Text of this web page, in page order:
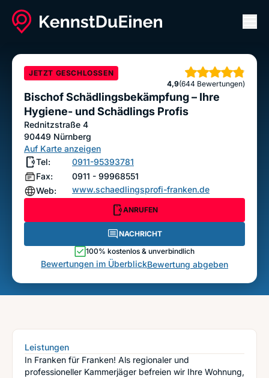
Bischof Schädlingsbekämpfung – Ihre Hygiene-
und Schädlings Profis
NACHRICHT
Bewertung abgeben
JETZT GESCHLOSSEN
4,9
Sterne(644 Bewertungen)
Bischof Schädlingsbekämpfung – Ihre
Hygiene- und Schädlings Profis
Rednitzstraße 4
90449 Nürnberg
Auf Karte anzeigen
Tel:
0911-95393781
Fax:
0911 - 99968551
Web:
www.schaedlingsprofi-franken.de
ANRUFEN
NACHRICHT
100% kostenlos & unverbindlich
Bewertungen im ÜberblickBewertung abgeben
Leistungen
In Franken für Franken! Als regionaler und
professioneller Kammerjäger befreien wir Ihre Wohnung,